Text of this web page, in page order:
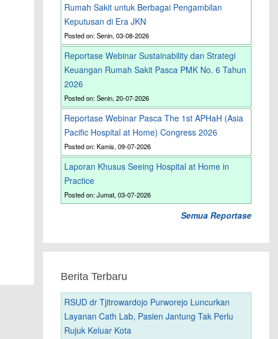
Rumah Sakit untuk Berbagai Pengambilan
Keputusan di Era JKN
Posted on: Senin, 03-08-2026
Reportase Webinar Sustainability dan Strategi
Keuangan Rumah Sakit Pasca PMK No. 6 Tahun
2026
Posted on: Senin, 20-07-2026
Reportase Webinar Pasca The 1st APHaH (Asia
Pacific Hospital at Home) Congress 2026
Posted on: Kamis, 09-07-2026
Laporan Khusus Seeing Hospital at Home in
Practice
Posted on: Jumat, 03-07-2026
Semua Reportase
Berita Terbaru
RSUD dr Tjitrowardojo Purworejo Luncurkan
Layanan Cath Lab, Pasien Jantung Tak Perlu
Rujuk Keluar Kota